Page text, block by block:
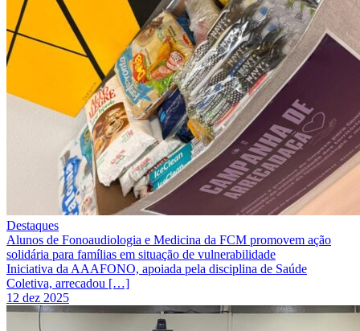
Destaques
Alunos de Fonoaudiologia e Medicina da FCM promovem ação
solidária para famílias em situação de vulnerabilidade
Iniciativa da AAAFONO, apoiada pela disciplina de Saúde
Coletiva, arrecadou […]
12 dez 2025